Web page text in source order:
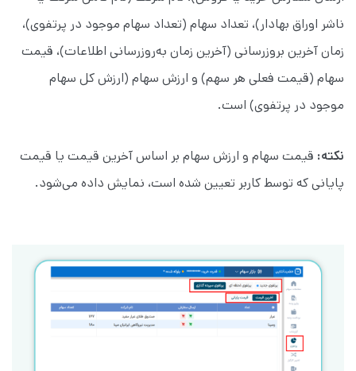
ناشر اوراق بهادار)، تعداد سهام (تعداد سهام موجود در پرتفوی)،
زمان آخرین بروزرسانی (آخرین زمان به‌روزرسانی اطلاعات)، قیمت
سهام (قیمت فعلی هر سهم) و ارزش سهام (ارزش کل سهام
موجود در پرتفوی) است.
نکته: قیمت سهام و ارزش سهام بر اساس آخرین قیمت یا قیمت
پایانی که توسط کاربر تعیین شده است، نمایش داده می‌شود.